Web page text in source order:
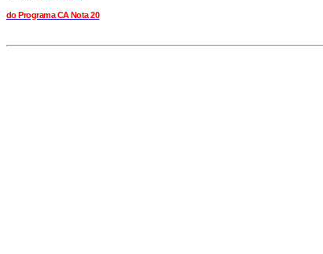
do Programa CA Nota 20